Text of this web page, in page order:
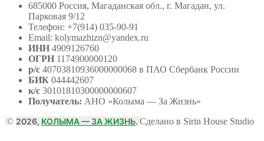
685000 Россия, Магаданская обл., г. Магадан, ул.
Парковая 9/12
Телефон: +7(914) 035-90-91
Email: kolymazhizn@yandex.ru
ИНН 4909126760
ОГРН 1174900000120
р/с 40703810936000000068 в ПАО Сбербанк России
БИК 044442607
к/с 30101810300000000607
Получатель: АНО «Колыма — За Жизнь»
© 2026, КОЛЫМА — ЗА ЖИЗНЬ. Сделано в Sirin House Studio